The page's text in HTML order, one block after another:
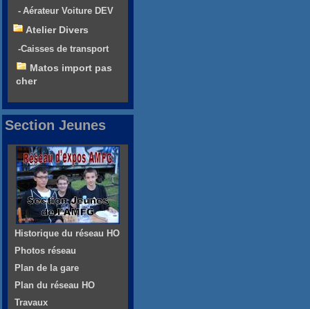
- Aérateur Voiture DEV
Atelier Divers
-Caisses de transport
Matos import pas
cher
Section Jeunes
Historique du réseau HO
Photos réseau
Plan de la gare
Plan du réseau HO
Travaux